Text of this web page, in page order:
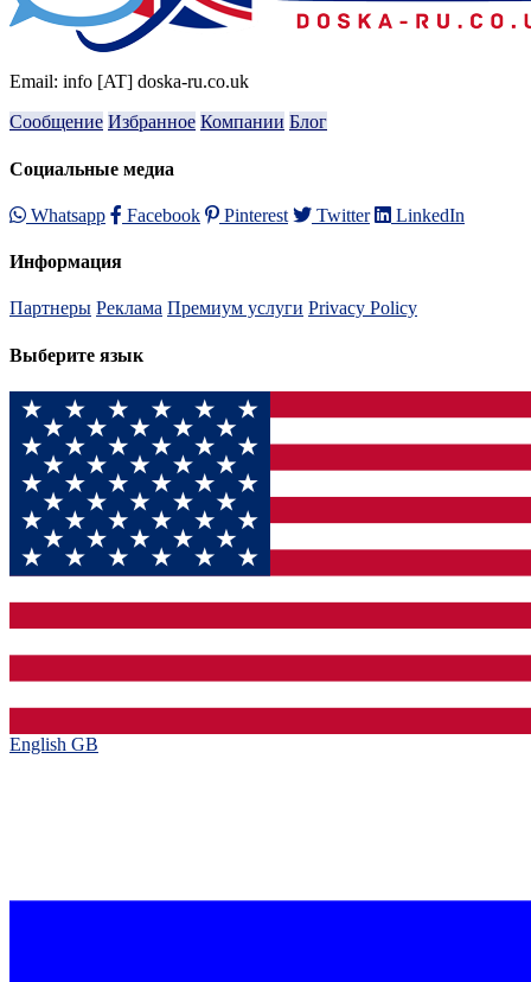
Email: info [AT] doska-ru.co.uk
Сообщение Избранное Компании Блог
Социальные медиа
Whatsapp Facebook Pinterest Twitter LinkedIn
Информация
Партнеры Реклама Премиум услуги Privacy Policy
Выберите язык
English GB‎